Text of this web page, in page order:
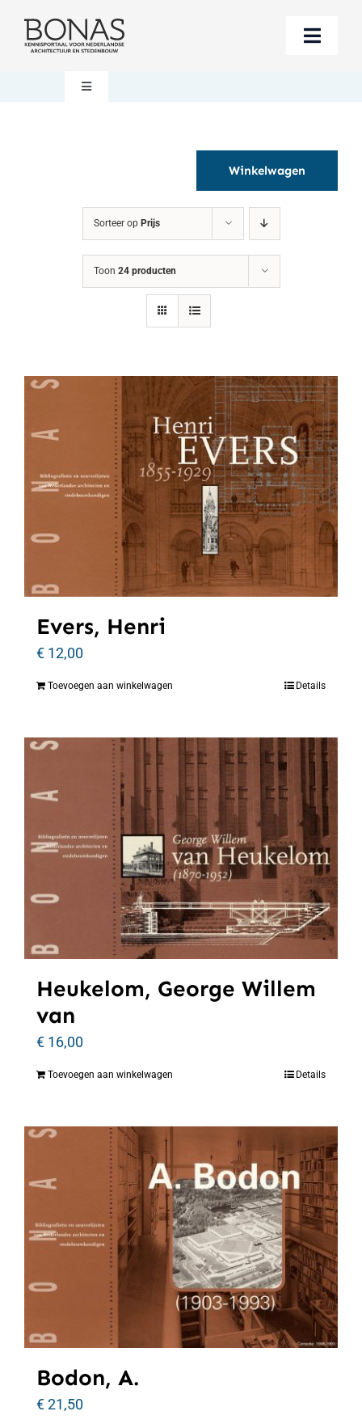
naar
Toggle
Berichten
Steun BONAS
Toggle
Winkelwagen
Sorteer op Prijs
Toon 24 producten
Evers, Henri
€ 12,00
Toevoegen aan winkelwagen Details
Heukelom, George Willem
van
€ 16,00
Toevoegen aan winkelwagen Details
Bodon, A.
€21,50